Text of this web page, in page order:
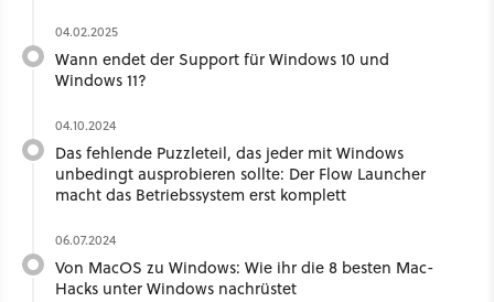
04.02.2025
Wann endet der Support für Windows 10 und
Windows 11?
04.10.2024
Das fehlende Puzzleteil, das jeder mit Windows
unbedingt ausprobieren sollte: Der Flow Launcher
macht das Betriebssystem erst komplett
06.07.2024
Von MacOS zu Windows: Wie ihr die 8 besten Mac-
Hacks unter Windows nachrüstet